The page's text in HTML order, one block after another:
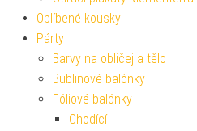
Oblíbené kousky
Párty
Barvy na obličej a tělo
Bublinové balónky
Fóliové balónky
Chodící